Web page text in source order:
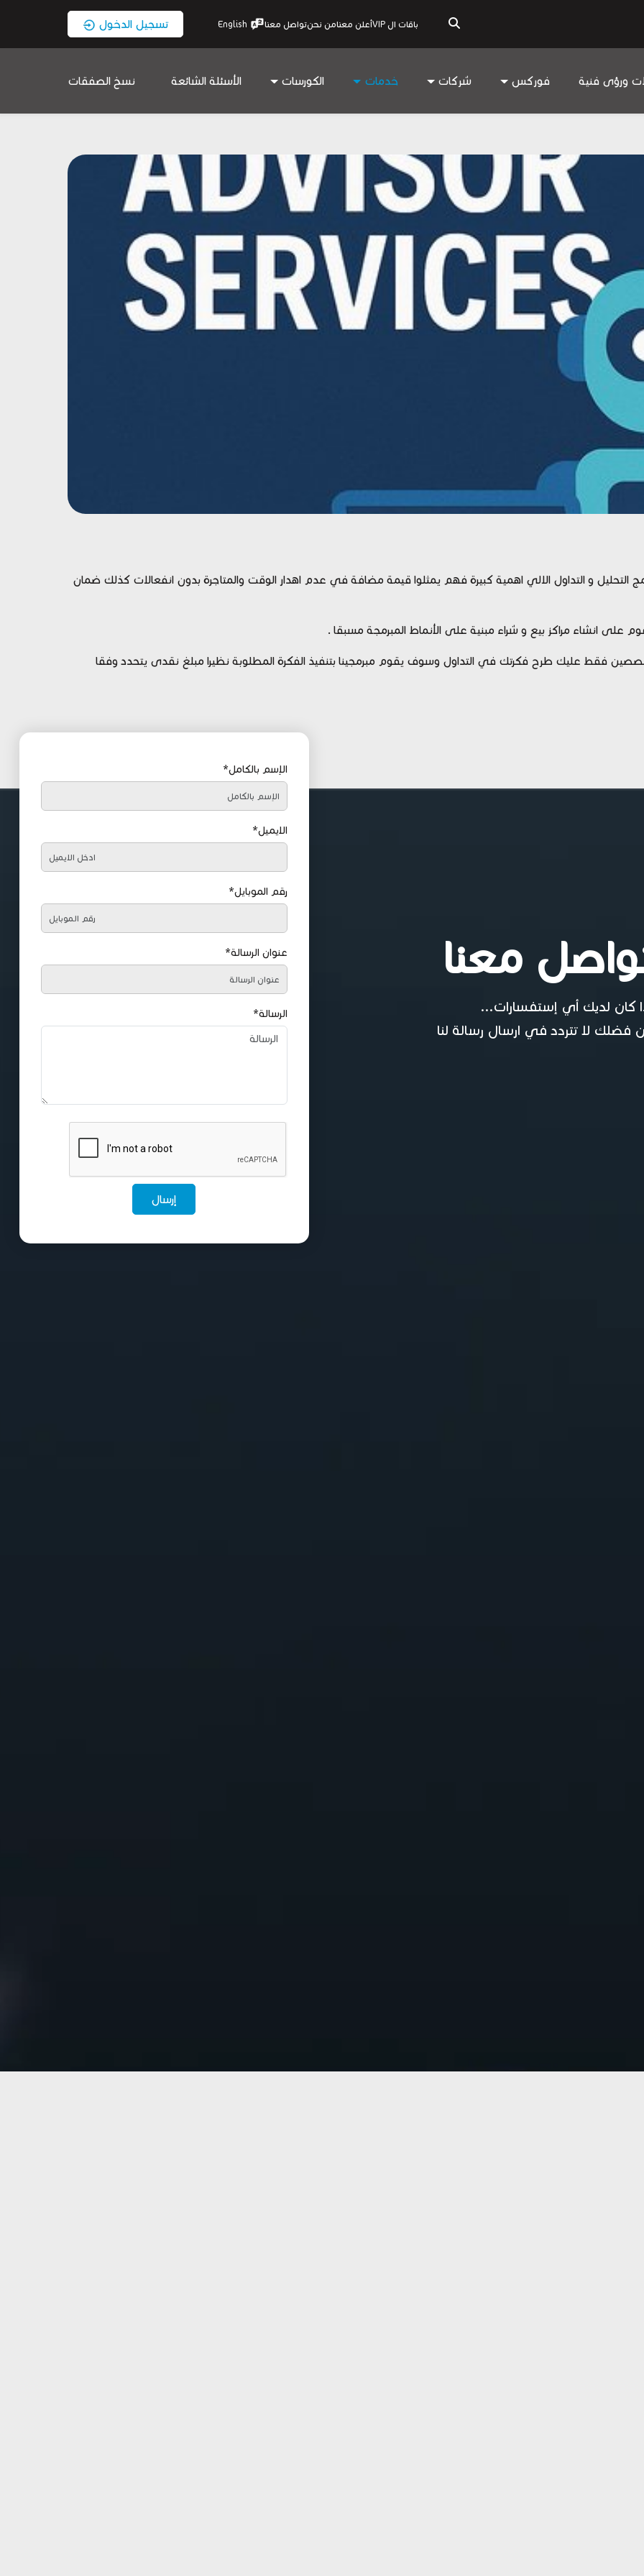
باقات ال VIP أعلن معنامن نحنتواصل معنا English تسجيل الدخول
ورؤى فنية فوركس شركات خدمات الكورسات الأسئلة الشائعة نسخ الصفقات
التحليل و التداول الالي اهمية كبيرة فهم يمثلوا قيمة مضافة في عدم اهدار الوقت والمتاجرة بدون انفعالات كذلك ضمان
على انشاء مراكز بيع و شراء مبنية على الأنماط المبرمجة مسبقا .
فقط عليك طرح فكرتك في التداول وسوف يقوم مبرمجينا بتنفيذ الفكرة المطلوبة نظيرا مبلغ نقدى يتحدد وفقا
معنا
كان لديك أي إستفسارات...
فضلك لا تتردد في ارسال رسالة لنا
الإسم بالكامل*
الايميل*
رقم الموبايل*
عنوان الرسالة*
الرسالة*
إرسال